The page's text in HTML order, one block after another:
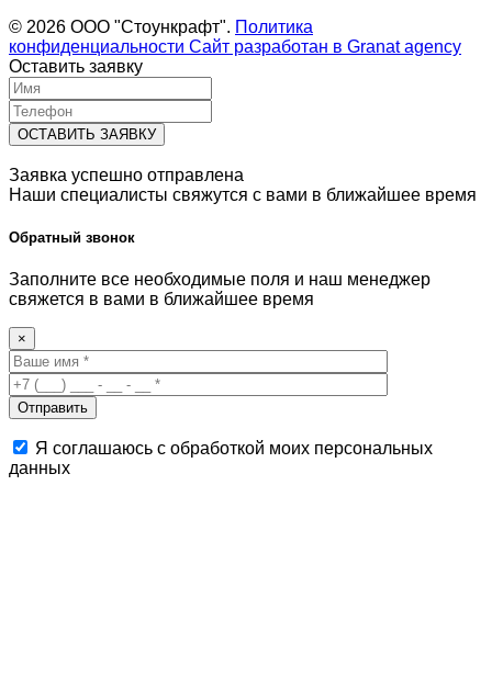
© 2026 ООО "Стоункрафт". Политика
конфиденциальности Сайт разработан в Granat agency
Оставить заявку
ОСТАВИТЬ ЗАЯВКУ
Заявка успешно отправлена
Наши специалисты свяжутся с вами в ближайшее время
Обратный звонок
Заполните все необходимые поля и наш менеджер
свяжется в вами в ближайшее время
×
Я соглашаюсь с обработкой моих персональных
данных